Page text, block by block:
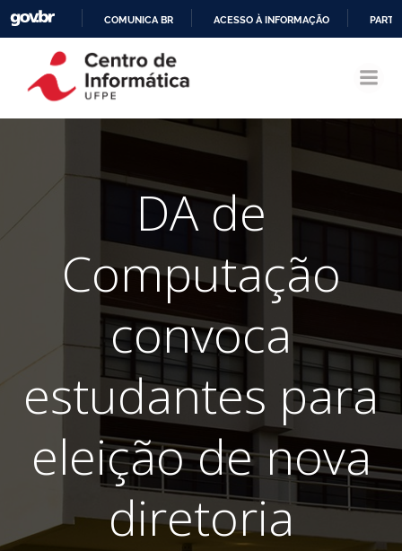
CONTEÚDO
COMUNICA BR ACESSO À INFORMAÇÃO
DA de
Computação
convoca
estudantes para
eleição de nova
diretoria